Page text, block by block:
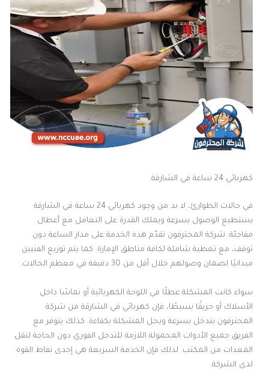
كهربائي 24 ساعة في الشارقة
في حالات الطوارئ، لا بد من وجود كهربائي 24 ساعة في الشارقة
يستطيع الوصول بسرعة ويملك القدرة على التعامل مع أعطال
مفاجئة. شركة المحترفون تقدّم هذه الخدمة على مدار الساعة دون
توقف، مع تغطية شاملة لكافة مناطق الإمارة. كما يتم توزيع الفنيين
ميدانيًا لضمان وصولهم خلال أقل من 30 دقيقة في معظم الحالات.
سواء كانت المشكلة عطلًا في اللوحة الكهربائية أو تماسًا داخل
الأسلاك أو حريقًا بسيطًا، فإن كهربائي في الشارقة من شركة
المحترفون يتدخل بسرعة ويحل المشكلة بكفاءة. كذلك يتوفر مع
الفريق جميع الأدوات المحمولة اللازمة للتدخل الفوري دون الحاجة لنقل
المعدات من المكتب. لذلك فإن الخدمة السريعة هي إحدى نقاط القوة
لدى الشركة.